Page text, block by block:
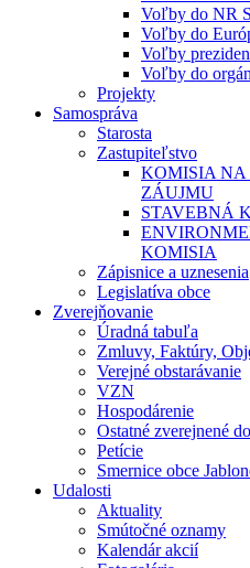
Voľby do NR
Voľby do
Voľby
Voľby do
Projekty
Samospráva
Starosta
Zastupiteľstvo
KOMISIA NA
ZÁUJMU
STAVEBNÁ
KOMISIA
Zápisnice a uznesenia
Legislatíva obce
Zverejňovanie
Úradná tabuľa
Zmluvy, Faktúry,
Verejné obstarávanie
VZN
Hospodárenie
Ostatné zverejnené
Petície
Smernice obce
Udalosti
Aktuality
Smútočné oznamy
Kalendár akcií